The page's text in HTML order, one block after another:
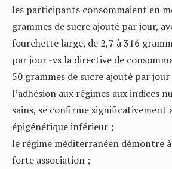
les participants consommaient en
grammes de sucre ajouté par jour,
fourchette large, de 2,7 à 316
par jour -vs la directive de
50 grammes de sucre ajouté par jour
l’adhésion aux régimes aux indices
sains, se confirme significativement
épigénétique inférieur ;
le régime méditerranéen démontre
forte association ;